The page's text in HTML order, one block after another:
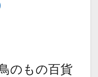
のもの百貨